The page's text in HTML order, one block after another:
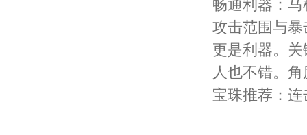
畅通利器：
攻击范围与暴
更是利器。
人也不错。
宝珠推荐：